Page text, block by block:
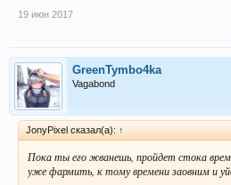
19 июн 2017
GreenTymbo4ka
Vagabond
JonyPixel сказал(а): ↑
Пока ты его жванешь, пройдет стока
уже фармить, к тому времени заовним и